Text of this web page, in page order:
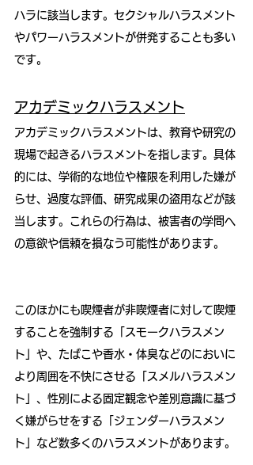
ハラに該当します。セクシャルハラスメント
やパワーハラスメントが併発することも多い
です。
アカデミックハラスメント
アカデミックハラスメントは、教育や研究の
現場で起きるハラスメントを指します。具体
的には、学術的な地位や権限を利用した嫌が
らせ、過度な評価、研究成果の盗用などが該
当します。これらの行為は、被害者の学問へ
の意欲や信頼を損なう可能性があります。
このほかにも喫煙者が非喫煙者に対して喫煙
することを強制する「スモークハラスメン
ト」や、たばこや香水・体臭などのにおいに
より周囲を不快にさせる「スメルハラスメン
ト」、性別による固定観念や差別意識に基づ
く嫌がらせをする「ジェンダーハラスメン
ト」など数多くのハラスメントがあります。